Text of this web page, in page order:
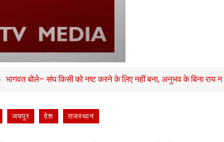
भागवत बोले– संघ किसी को नष्ट करने के लिए नहीं बना, अनुभव के बिना राय न
जयपुर देश राजस्थान